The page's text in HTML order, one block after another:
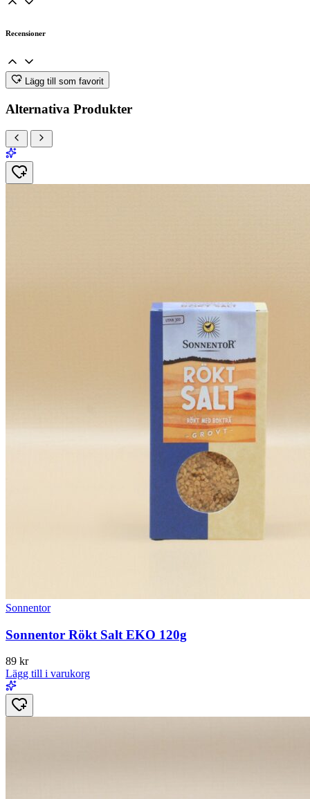
Recensioner
Lägg till som favorit
Alternativa Produkter
Sonnentor
Sonnentor Rökt Salt EKO 120g
89 kr
Lägg till i varukorg